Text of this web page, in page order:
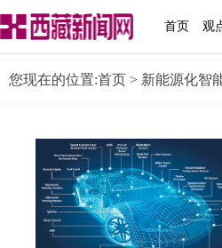
首页 观
您现在的位置:首页 > 新能源化智